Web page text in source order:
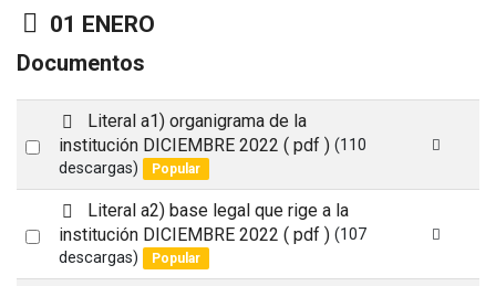
Carpeta
01 ENERO
Documentos
Select
d
e
f
a
l
t
Literal a1) organigrama de la
institución DICIEMBRE 2022 ( pdf ) (110
descargas)
Popular
Select
d
e
f
a
Literal a2) base legal que rige a la
institución DICIEMBRE 2022 ( pdf ) (107
descargas)
Popular